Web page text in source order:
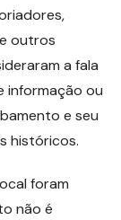
outros
a fala
informação ou
e seu
históricos.
foram
não é